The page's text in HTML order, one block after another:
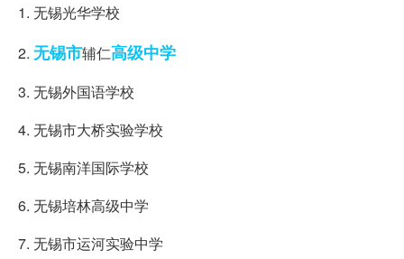
1. 无锡光华学校
2. 无锡市辅仁高级中学
3. 无锡外国语学校
4. 无锡市大桥实验学校
5. 无锡南洋国际学校
6. 无锡培林高级中学
7. 无锡市运河实验中学